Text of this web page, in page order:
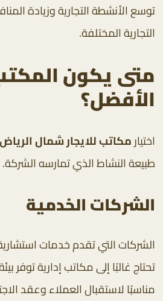
توسع الأنشطة التجارية وزيادة
التجارية المختلفة.
متى يكون
الأفضل؟
اختيارمكاتب للايجار شمال الرياض
طبيعة النشاط الذي تمارسه الشركة.
الشركات الخدمية
الشركات التي تقدم خدمات
تحتاج غالبًا إلى مكاتب إدارية توفر
مناسبًا لاستقبال العملاء وعقد